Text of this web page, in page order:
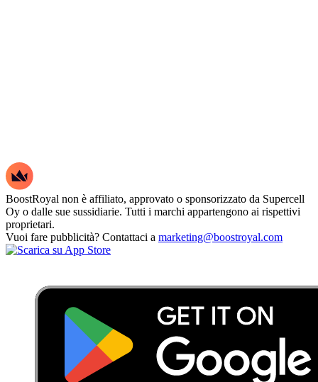
BoostRoyal non è affiliato, approvato o sponsorizzato da Supercell
Oy o dalle sue sussidiarie. Tutti i marchi appartengono ai rispettivi
proprietari.
Vuoi fare pubblicità? Contattaci a marketing@boostroyal.com